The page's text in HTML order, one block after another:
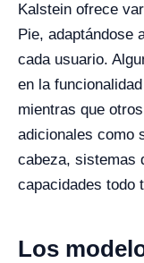
Kalstein ofrece
Pie, adaptándose
cada usuario.
en la
mientras que
adicionales como
cabeza, sistemas
capacidades todo
Los